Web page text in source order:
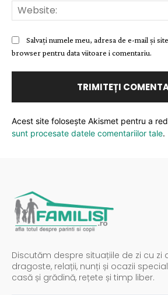
Salvați numele meu, adresa de e-mail și
browser pentru data viitoare i comentariu.
Acest site folosește Akismet pentru a
sunt procesate datele comentariilor tale.
Discutăm despre situațiile de zi cu zi
dragoste, relații, nunți și ocazii
casă și grădină, rețete și timp liber.